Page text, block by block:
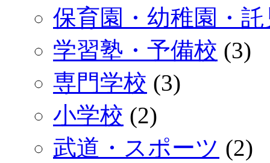
保育園・幼稚園・
学習塾・予備校 (3)
専門学校 (3)
小学校 (2)
武道・スポーツ (2)